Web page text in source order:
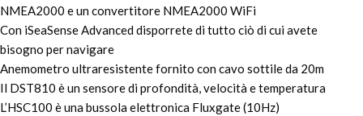
NMEA2000 e un convertitore NMEA2000 WiFi
Con iSeaSense Advanced disporrete di tutto ciò di cui avete
bisogno per navigare
Anemometro ultraresistente fornito con cavo sottile da 20m
Il DST810 è un sensore di profondità, velocità e temperatura
L’HSC100 è una bussola elettronica Fluxgate (10Hz)